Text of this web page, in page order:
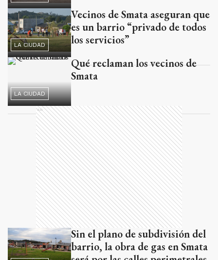
LA CIUDAD
Vecinos de Smata aseguran que
es un barrio “privado de todos
los servicios”
LA CIUDAD
Qué reclaman los vecinos de
Smata
Ads
Sin el plano de subdivisión del
barrio, la obra de gas en Smata